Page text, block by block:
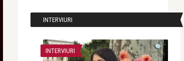
INTERVIURI
INTERVIURI